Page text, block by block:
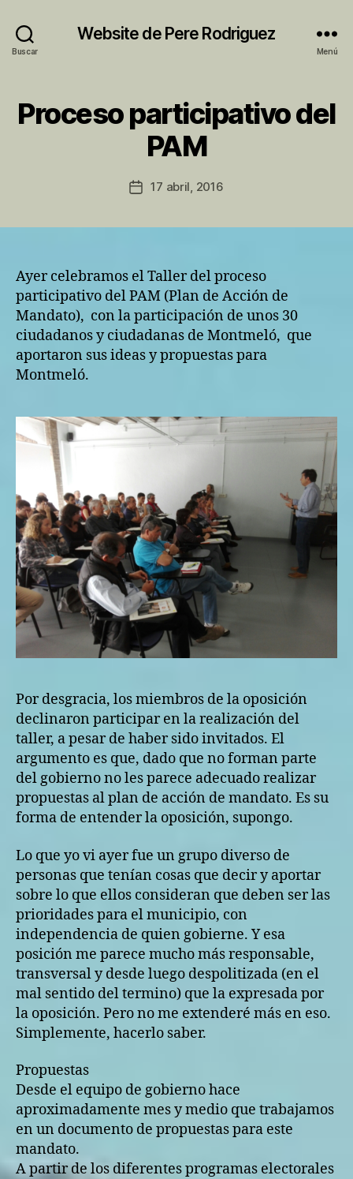
Buscar
Website de Pere Rodriguez
Menú
Categorías
A
M
C
I
P
A
L
M
N
E
L
Ó
Proceso participativo del
PAM
Autor
de
entrada
P
r
e
e
Fecha17 abril, 2016
Ayer celebramos el Taller del proceso
participativo del PAM (Plan de Acción de
Mandato), con la participación de unos 30
ciudadanos y ciudadanas de Montmeló, que
aportaron sus ideas y propuestas para
Montmeló.
Por desgracia, los miembros de la oposición
declinaron participar en la realización del
taller, a pesar de haber sido invitados. El
argumento es que, dado que no forman parte
del gobierno no les parece adecuado realizar
propuestas al plan de acción de mandato. Es su
forma de entender la oposición, supongo.
Lo que yo vi ayer fue un grupo diverso de
personas que tenían cosas que decir y aportar
sobre lo que ellos consideran que deben ser las
prioridades para el municipio, con
independencia de quien gobierne. Y esa
posición me parece mucho más responsable,
transversal y desde luego despolitizada (en el
mal sentido del termino) que la expresada por
la oposición. Pero no me extenderé más en eso.
Simplemente, hacerlo saber.
Propuestas
Desde el equipo de gobierno hace
aproximadamente mes y medio que trabajamos
en un documento de propuestas para este
mandato.
A partir de los diferentes programas electorales